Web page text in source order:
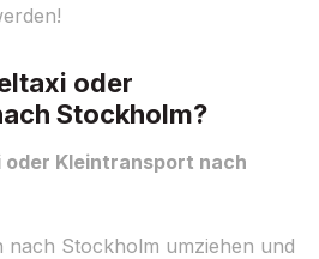
oder
Stockholm?
oder Kleintransport nach
nach Stockholm umziehen und